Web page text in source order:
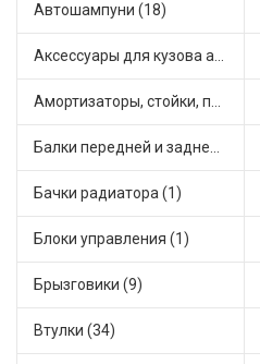
Автошампуни (18)
Аксессуары для кузова автомобиля (1)
Амортизаторы, стойки, подушки стоек (36)
Балки передней и задней подвески (4)
Бачки радиатора (1)
Блоки управления (1)
Брызговики (9)
Втулки (34)